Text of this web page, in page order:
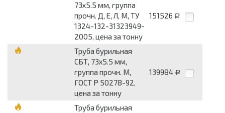
73х5.5 мм, группа
прочн. Д, Е, Л, М, ТУ
1324-132-31323949-
2005, цена за тонну
151526 Р
Труба бурильная
СБТ, 73х5.5 мм,
группа прочн. М,
ГОСТ Р 50278-92,
цена за тонну
139984 Р
Труба бурильная